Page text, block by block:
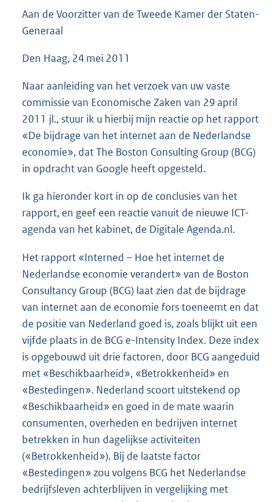
Aan de Voorzitter van de Tweede Kamer der Staten-
Generaal
Den Haag, 24 mei 2011
Naar aanleiding van het verzoek van uw vaste
commissie van Economische Zaken van 29 april
2011 jl., stuur ik u hierbij mijn reactie op het rapport
«De bijdrage van het internet aan de Nederlandse
economie», dat The Boston Consulting Group (BCG)
in opdracht van Google heeft opgesteld.
Ik ga hieronder kort in op de conclusies van het
rapport, en geef een reactie vanuit de nieuwe ICT-
agenda van het kabinet, de Digitale Agenda.nl.
Het rapport «Interned – Hoe het internet de
Nederlandse economie verandert» van de Boston
Consultancy Group (BCG) laat zien dat de bijdrage
van internet aan de economie fors toeneemt en dat
de positie van Nederland goed is, zoals blijkt uit een
vijfde plaats in de BCG e-Intensity Index. Deze index
is opgebouwd uit drie factoren, door BCG aangeduid
met «Beschikbaarheid», «Betrokkenheid» en
«Bestedingen». Nederland scoort uitstekend op
«Beschikbaarheid» en goed in de mate waarin
consumenten, overheden en bedrijven internet
betrekken in hun dagelijkse activiteiten
(«Betrokkenheid»). Bij de laatste factor
«Bestedingen» zou volgens BCG het Nederlandse
bedrijfsleven achterblijven in vergelijking met